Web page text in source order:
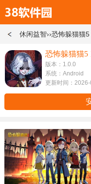
休闲益智››恐怖躲猫猫5
恐怖躲猫猫5
版本：1.0.0
系统：Android
更新时间：